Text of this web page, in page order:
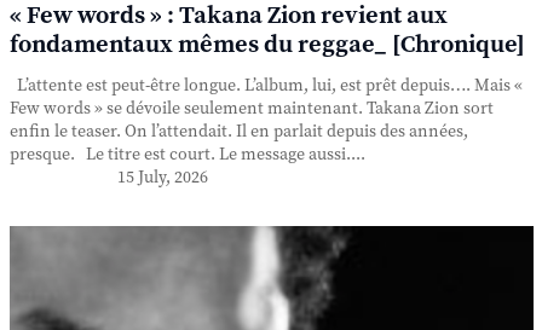
« Few words » : Takana Zion revient aux
fondamentaux mêmes du reggae_ [Chronique]
L’attente est peut-être longue. L’album, lui, est prêt depuis…. Mais «
Few words » se dévoile seulement maintenant. Takana Zion sort
enfin le teaser. On l’attendait. Il en parlait depuis des années,
presque. Le titre est court. Le message aussi....
15 July, 2026